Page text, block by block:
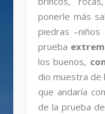
ponerle más
piedras
prueba
los buenos,
dio muestra de
que andaría
de la prueba